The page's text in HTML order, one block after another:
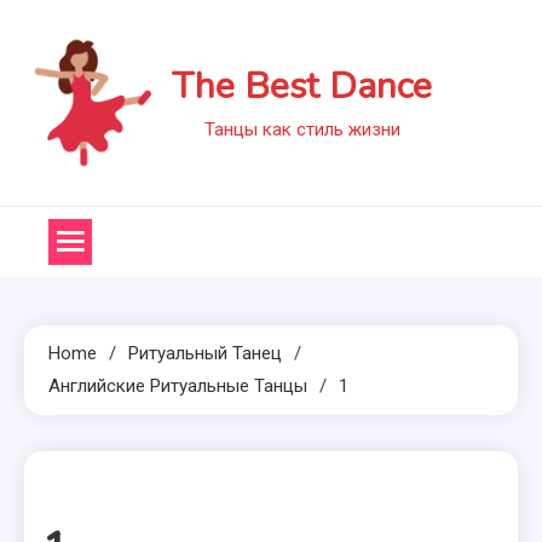
content
The Best Dance
Танцы как стиль жизни
Home
Ритуальный Танец
Английские Ритуальные Танцы
1